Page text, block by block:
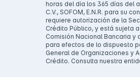
horas del día los 365 días del
C.V., SOFOM, E.N.R. para su
requiere autorización de la
Crédito Público, y está sujeta
Comisión Nacional Bancaria y
para efectos de lo dispuesto
General de Organizaciones y
Crédito. Consulta nuestra